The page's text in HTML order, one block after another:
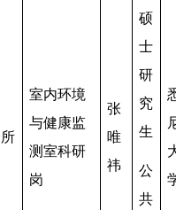
室内环境
与健康监
测室科研
岗
张
唯
祎
硕
士
研
究
生
公
共